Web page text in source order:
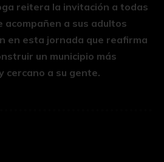
reitera la invitación a todas
acompañen a sus adultos
en esta jornada que reafirma
un municipio más
cercano a su gente.